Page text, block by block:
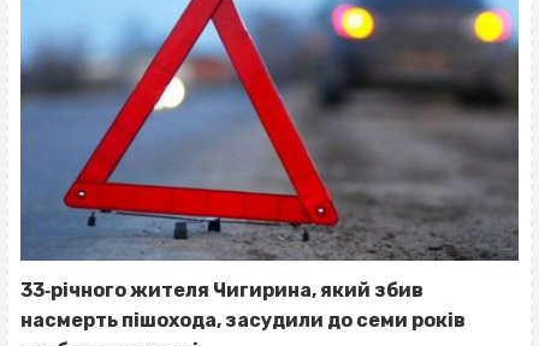
33‐річного жителя Чигирина, який збив
насмерть пішохода, засудили до семи років